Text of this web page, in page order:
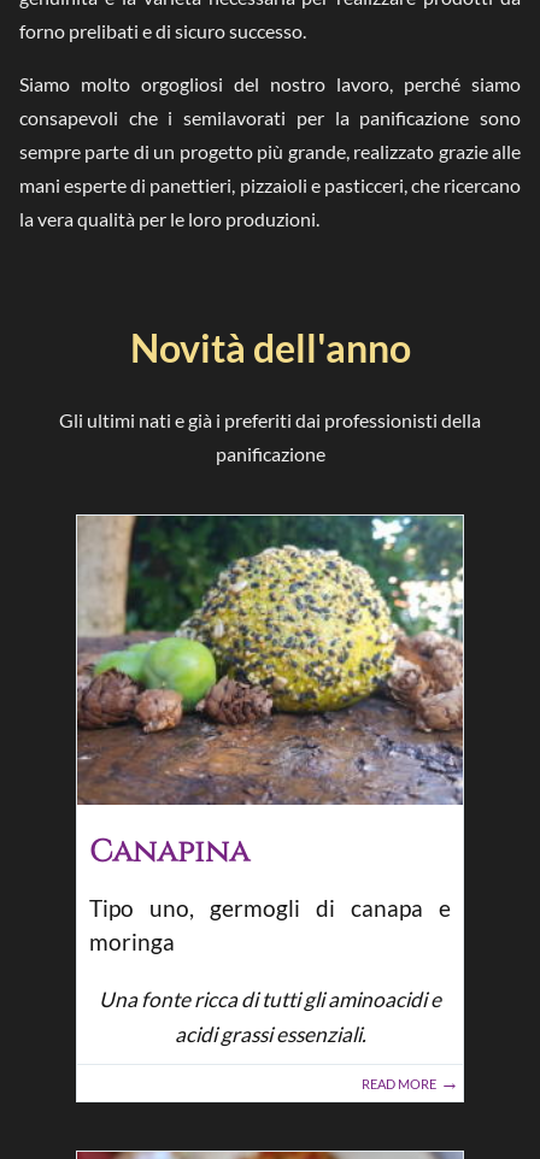
forno prelibati e di sicuro successo.
Siamo molto orgogliosi del nostro lavoro, perché siamo
consapevoli che i semilavorati per la panificazione sono
sempre parte di un progetto più grande, realizzato grazie alle
mani esperte di panettieri, pizzaioli e pasticceri, che ricercano
la vera qualità per le loro produzioni.
Novità dell'anno
Gli ultimi nati e già i preferiti dai professionisti della
panificazione
Canapina
Tipo uno, germogli di canapa e
moringa
Una fonte ricca di tutti gli aminoacidi e
acidi grassi essenziali.
READ MORE